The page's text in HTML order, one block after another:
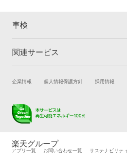
車検
トップ
車検の基礎知識 キャ
関連サービス
試乗・商談 新車
キズ修理予約
メンテナンス管理
タイヤ交換サービス
自動車カタログ 自動
企業情報 個人情報保護方針 採用情報
楽天グループ
アプリ一覧 お問い合わせ一覧 サステナビリティ